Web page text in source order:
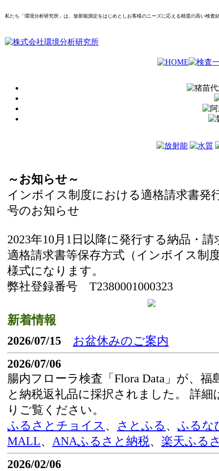
私たち「環境分析研究所」は、放射能測定をはじめとしお客様のニーズに応える精度の高い検査
～お知らせ～
インボイス制度における適格請求書発
号のお知らせ
2023年10月1日以降に発行する納品・請
適格請求書等保存方式（インボイス制
様式になります。
弊社登録番号 T2380001000323
新着情報
2026/07/15
お盆休みのご案内
2026/07/06
腸内フローラ検査「Flora Data」が、福
と納税返礼品に採択されました。 詳細
りご覧ください。
ふるさとチョイス 、 さとふる 、 ふるな
MALL、 ANAふるさと納税、 楽天ふる
2026/02/06